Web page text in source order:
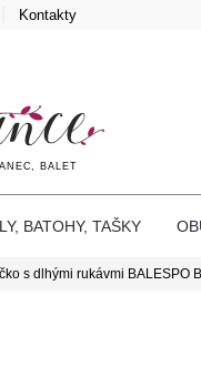
Kontakty
BALET
BATOHY, TAŠKY
s dlhými rukávmi BALESPO